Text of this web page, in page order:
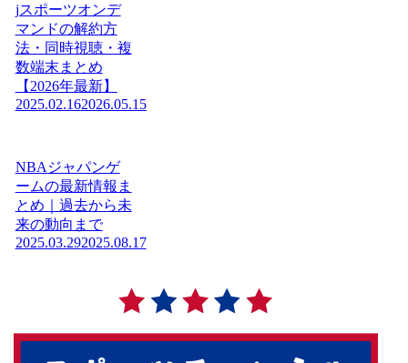
jスポーツオンデ
マンドの解約方
法・同時視聴・複
数端末まとめ
【2026年最新】
2025.02.162026.05.15
NBAジャパンゲ
ームの最新情報ま
とめ｜過去から未
来の動向まで
2025.03.292025.08.17